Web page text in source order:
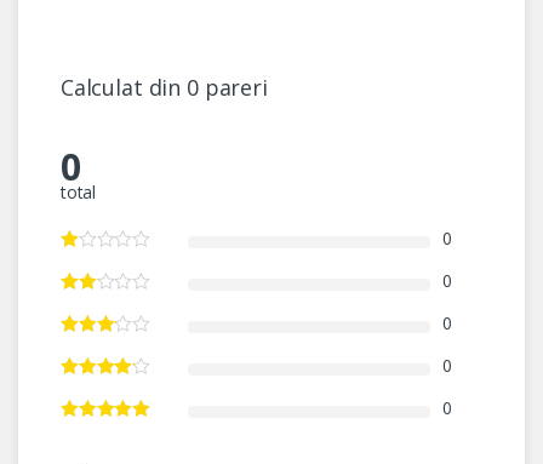
Calculat din 0 pareri
0
total
0
0
0
0
0